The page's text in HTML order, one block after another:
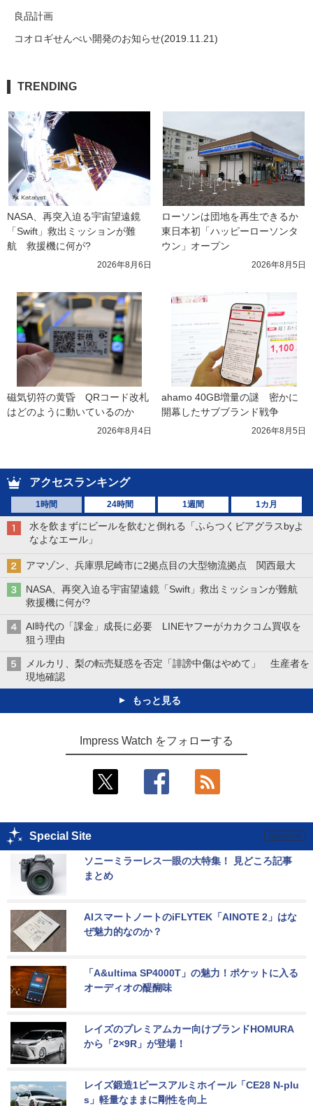
良品計画
コオロギせんべい開発のお知らせ(2019.11.21)
TRENDING
NASA、再突入迫る宇宙望遠鏡
「Swift」救出ミッションが難
航　救援機に何が?
2026年8月6日
ローソンは団地を再生できるか
東日本初「ハッピーローソンタ
ウン」オープン
2026年8月5日
磁気切符の黄昏　QRコード改札
はどのように動いているのか
2026年8月4日
ahamo 40GB増量の謎　密かに
開幕したサブブランド戦争
2026年8月5日
アクセスランキング
1時間 24時間 1週間 1カ月
水を飲まずにビールを飲むと倒れる「ふらつくビアグラスbyよ
なよなエール」
アマゾン、兵庫県尼崎市に2拠点目の大型物流拠点 関西最大
NASA、再突入迫る宇宙望遠鏡「Swift」救出ミッションが難航
救援機に何が?
AI時代の「課金」成長に必要 LINEヤフーがカカクコム買収を
狙う理由
メルカリ、梨の転売疑惑を否定「誹謗中傷はやめて」 生産者を
現地確認
もっと見る
Impress Watch をフォローする
Special Site
ソニーミラーレス一眼の大特集！ 見どころ記事
まとめ
AIスマートノートのiFLYTEK「AINOTE 2」はな
ぜ魅力的なのか？
「A&ultima SP4000T」の魅力！ポケットに入る
オーディオの醍醐味
レイズのプレミアムカー向けブランドHOMURA
から「2×9R」が登場！
レイズ鍛造1ピースアルミホイール「CE28 N-plu
s」軽量なままに剛性を向上